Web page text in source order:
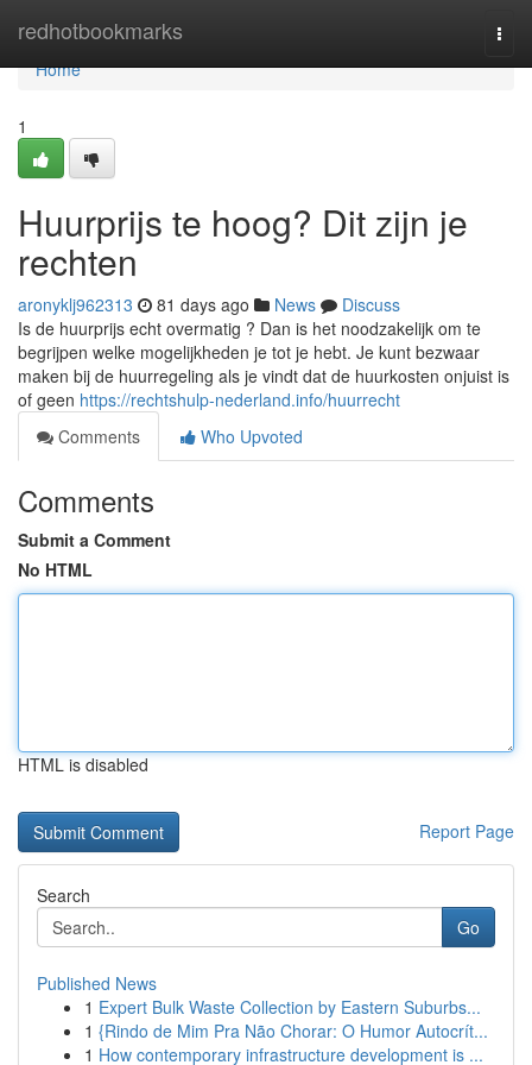
redhotbookmarks
Home
Home
1
Huurprijs te hoog? Dit zijn je
rechten
aronyklj962313 81 days ago News
Discuss
Is de huurprijs echt overmatig ? Dan is het noodzakelijk om te
begrijpen welke mogelijkheden je tot je hebt. Je kunt bezwaar
maken bij de huurregeling als je vindt dat de huurkosten onjuist is
of geen https://rechtshulp-nederland.info/huurrecht
Comments
Who Upvoted
Comments
Submit a Comment
No HTML
HTML is disabled
Report Page
Search
Go
Published News
1 Expert Bulk Waste Collection by Eastern Suburbs...
1 {Rindo de Mim Pra Não Chorar: O Humor Autocrít...
1 How contemporary infrastructure development is ...